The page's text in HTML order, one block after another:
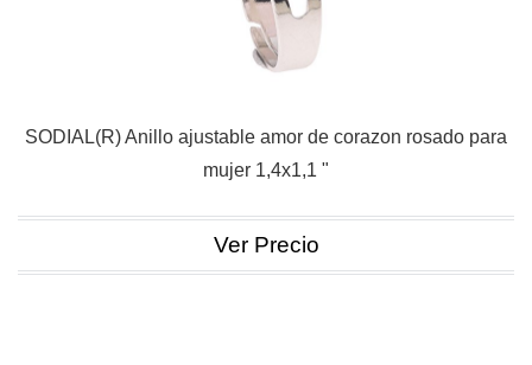
SODIAL(R) Anillo ajustable amor de corazon rosado para
mujer 1,4x1,1 "
Ver Precio